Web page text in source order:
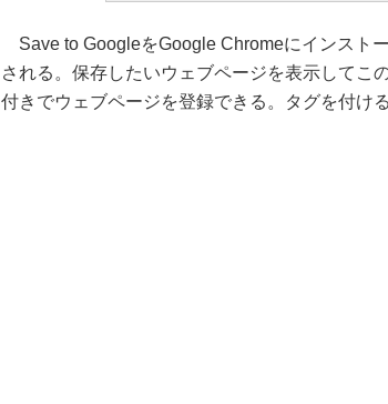
Save to GoogleをGoogle Chromeにインスト
される。保存したいウェブページを表示してこ
付きでウェブページを登録できる。タグを付け